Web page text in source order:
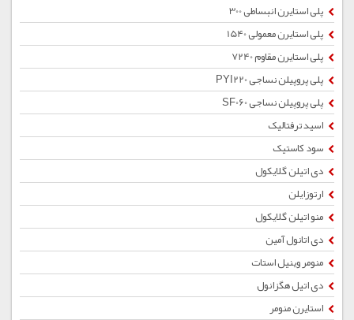
پلی استایرن انبساطی 300
پلی استایرن معمولی 1540
پلی استایرن مقاوم 7240
پلی پروپیلن نساجی PYI220
پلی پروپیلن نساجی SF060
اسید ترفتالیک
سود کاستیک
دی اتیلن گلایکول
ارتوزایلن
منو اتیلن گلایکول
دی اتانول آمین
منومر وینیل استات
دی اتیل هگزانول
استایرن منومر